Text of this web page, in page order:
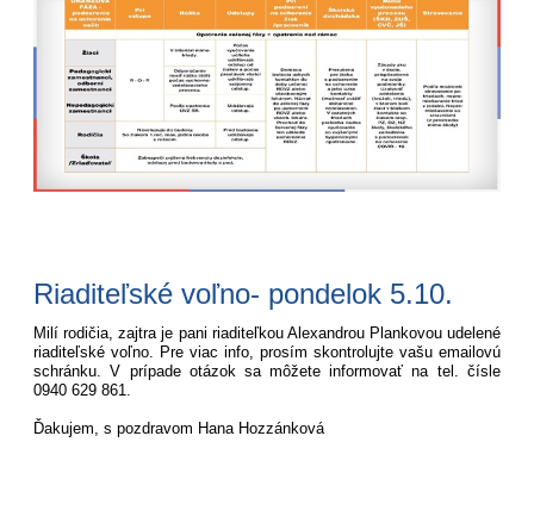
Riaditeľské voľno- pondelok 5.10.
Milí rodičia, zajtra je pani riaditeľkou Alexandrou Plankovou udelené
riaditeľské voľno. Pre viac info, prosím skontrolujte vašu emailovú
schránku. V prípade otázok sa môžete informovať na tel. čísle
0940 629 861.
Ďakujem, s pozdravom Hana Hozzánková